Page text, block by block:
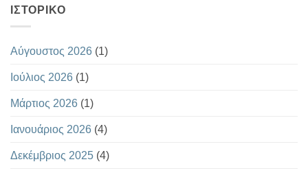
ΙΣΤΟΡΙΚΌ
Αύγουστος 2026 (1)
Ιούλιος 2026 (1)
Μάρτιος 2026 (1)
Ιανουάριος 2026 (4)
Δεκέμβριος 2025 (4)